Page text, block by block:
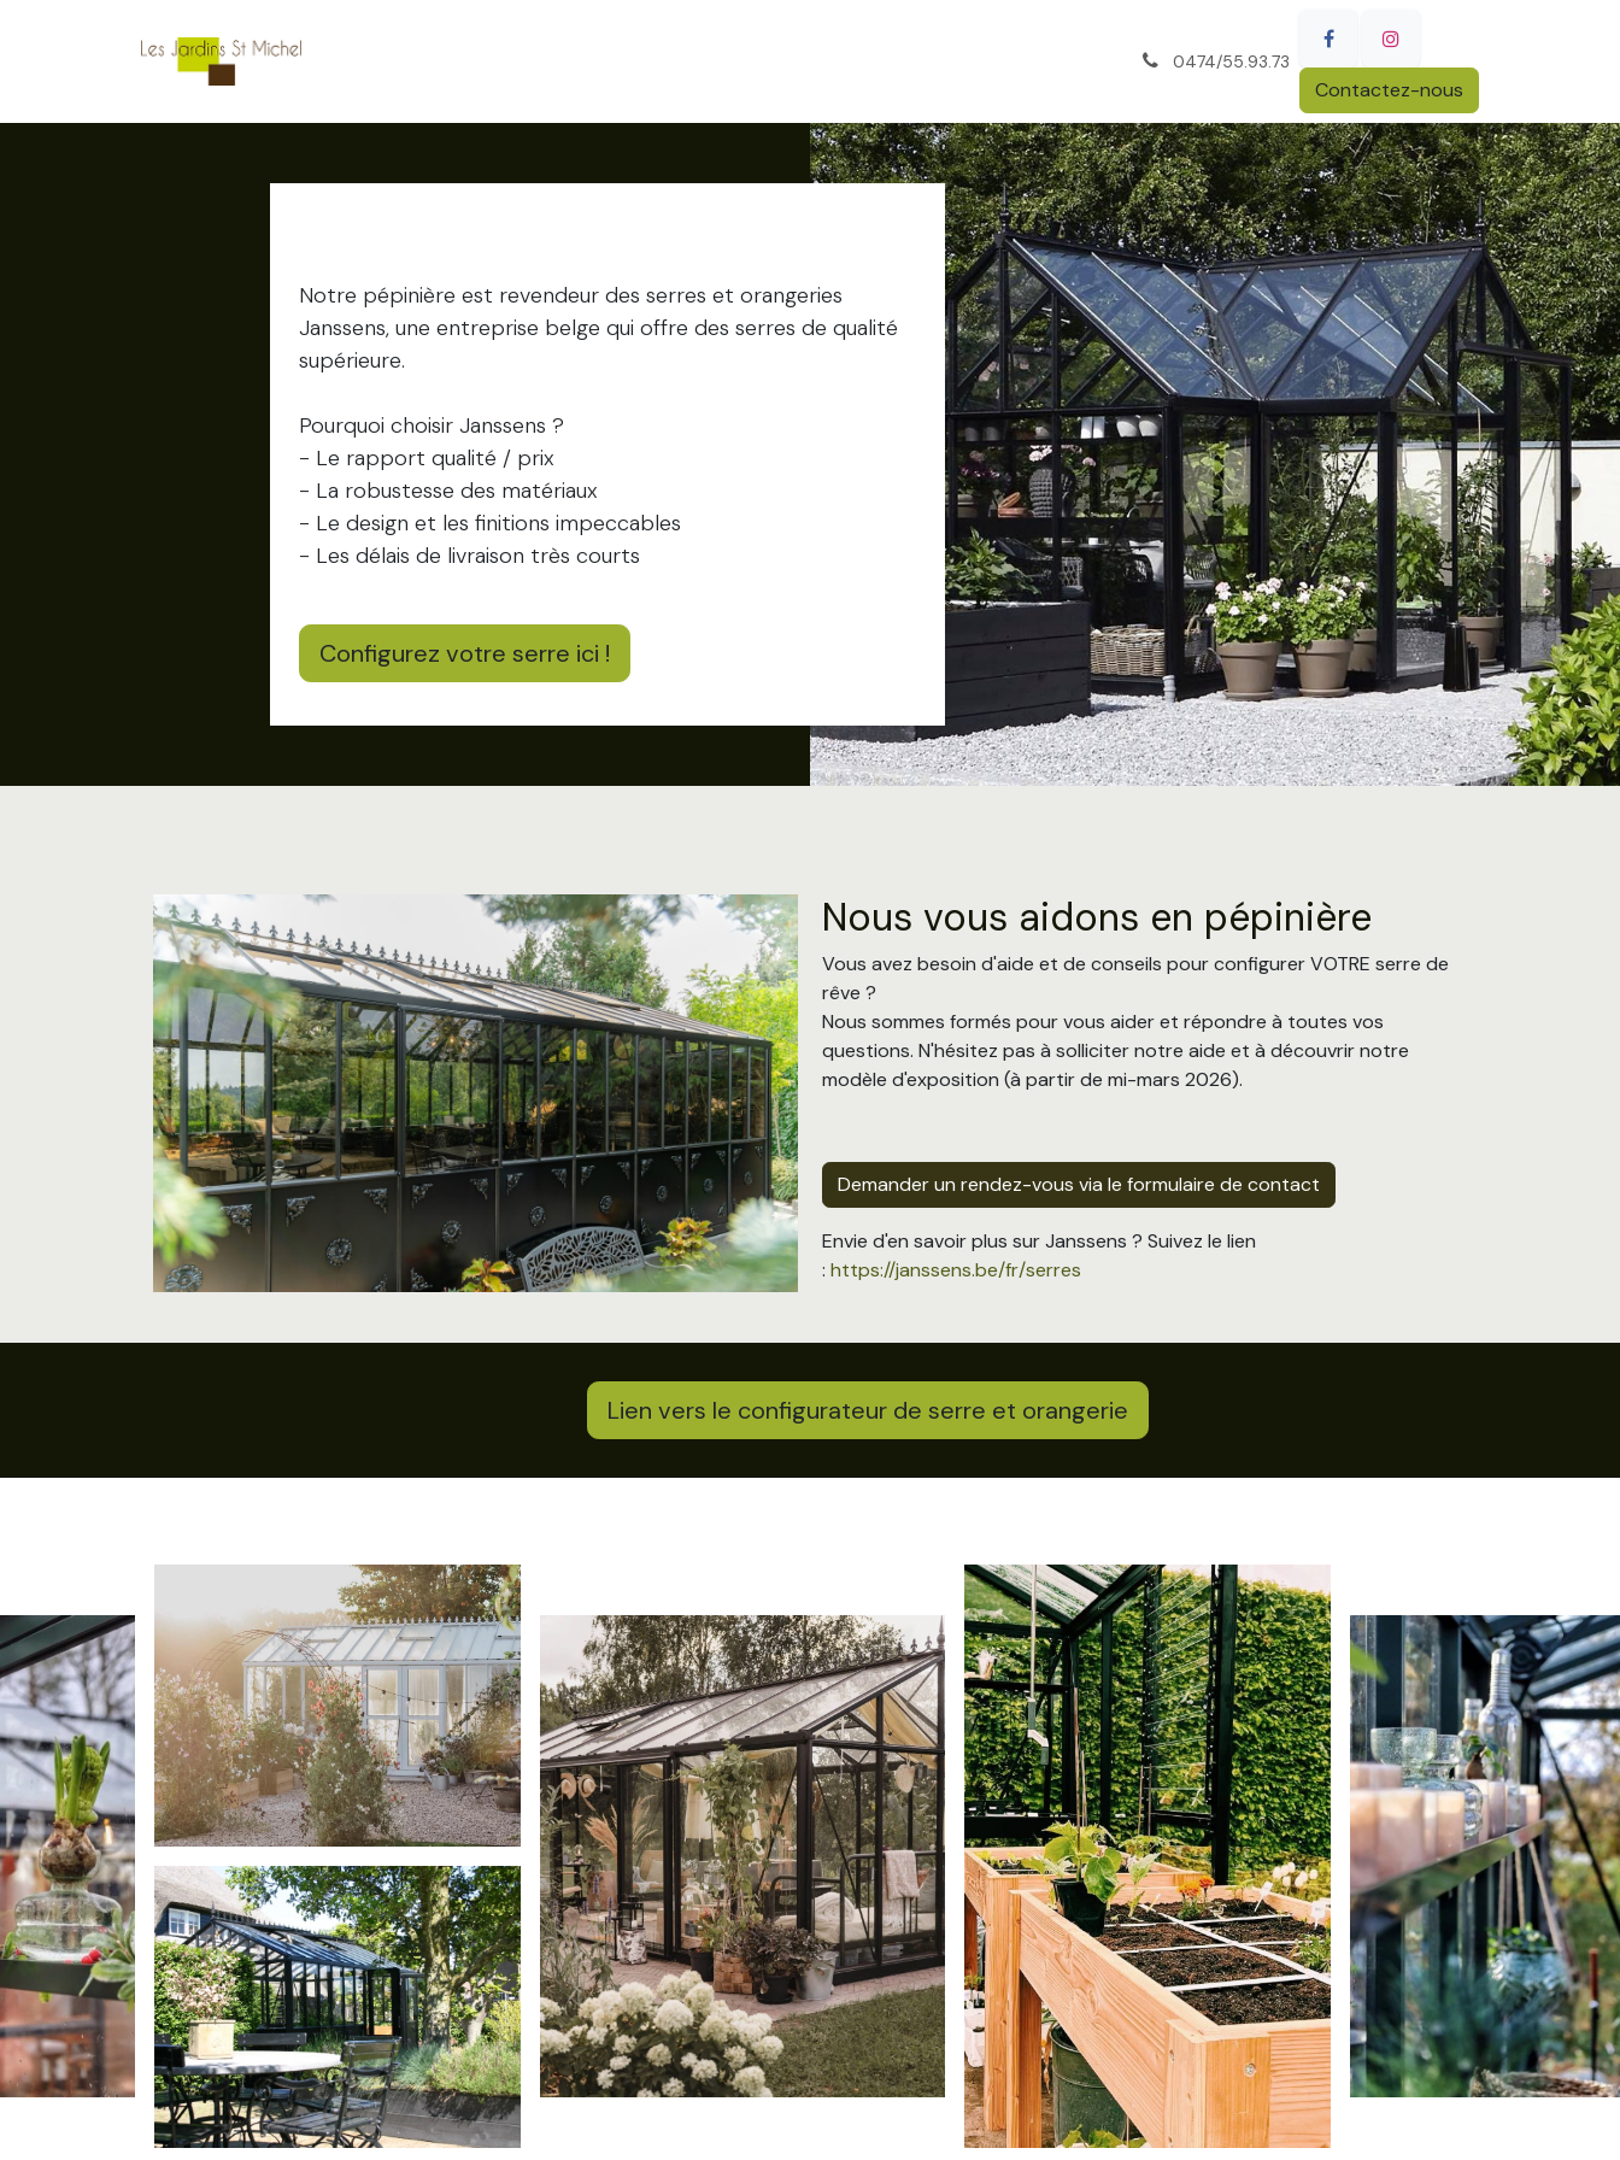
0474/55.93.73
Contactez-nous
Notre pépinière est revendeur des serres et orangeries
Janssens, une entreprise belge qui offre des serres de qualité
supérieure.
Pourquoi choisir Janssens ?
- Le rapport qualité / prix
- La robustesse des matériaux
- Le design et les finitions impeccables
- Les délais de livraison très courts
Configurez votre serre ici !
Nous vous aidons en pépinière
Vous avez besoin d'aide et de conseils pour configurer VOTRE serre de
rêve ?
Nous sommes formés pour vous aider et répondre à toutes vos
questions. N'hésitez pas à solliciter notre aide et à découvrir notre
modèle d'exposition (à partir de mi-mars 2026).
Demander un rendez-vous via le formulaire de contact
Envie d'en savoir plus sur Janssens ? Suivez le lien
: https://janssens.be/fr/serres
Lien vers le configurateur de serre et orangerie